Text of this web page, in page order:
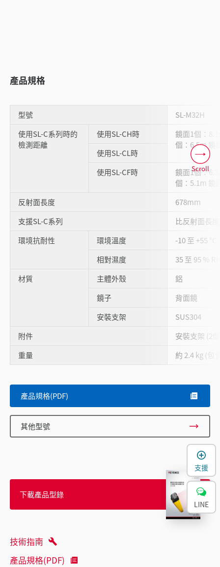
產品規格
型號
SL-M32H
使用SL-C系列時的
檢測距離
使用SL-CH時
鏡面1個：
個：6.5m 鏡
使用SL-CL時
使用SL-CF時
鏡面1個：
個：5.1m 鏡
反射面長度
678mm
支援SL-C系列
比反射面長
環境抗耐性
環境溫度
-10 至 +55
相對濕度
35 至 95 %
材質
主體外殼
鋁
鏡子
背面鏡
安裝支架
SUS304
附件
安裝支架 (2
重量
約 2.4 kg (包
Scroll
產品規格(PDF)
其他型號
下載產品型錄
技術指南
產品規格(PDF)
支援
LINE